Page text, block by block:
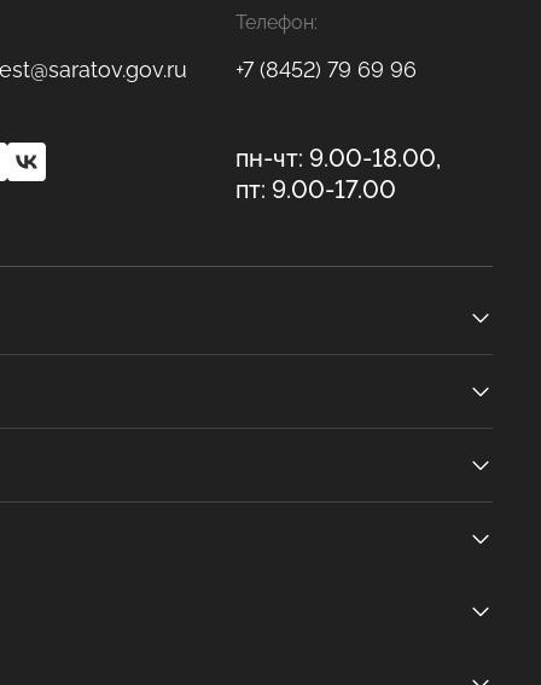
Телефон:
+7 (8452) 79 69 96
пн-чт: 9.00-18.00,
пт: 9.00-17.00